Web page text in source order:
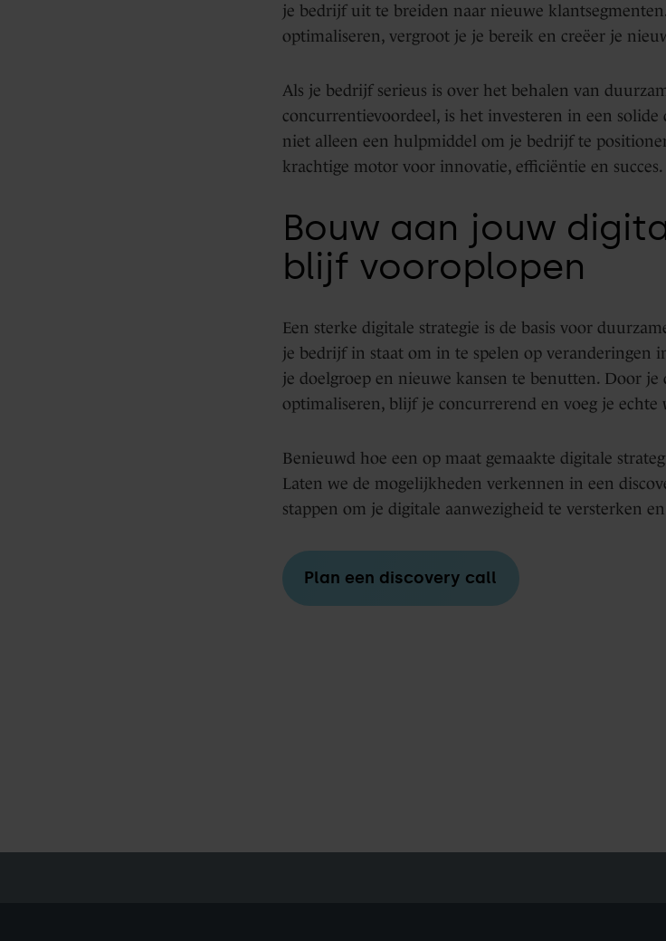
je bedrijf uit te breiden naar nieuwe
optimaliseren, vergroot je je bereik en creëer je
Als je bedrijf serieus is over het behalen van
concurrentievoordeel, is het investeren in een solide
niet alleen een hulpmiddel om je bedrijf te
krachtige motor voor innovatie, efficiëntie en succes.
Bouw aan jouw
blijf vooroplopen
Een sterke digitale strategie is de basis voor
je bedrijf in staat om in te spelen op veranderingen
je doelgroep en nieuwe kansen te benutten. Door
optimaliseren, blijf je concurrerend en voeg je echte
Benieuwd hoe een op maat gemaakte digitale
Laten we de mogelijkheden verkennen in een
stappen om je digitale aanwezigheid te versterken
Plan een discovery call